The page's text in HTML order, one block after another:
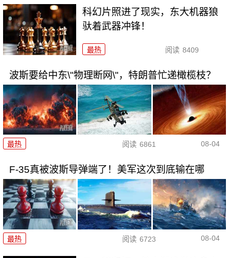
科幻片照进了现实，东大机器狼
驮着武器冲锋！
最热 阅读 8409
波斯要给中东\"物理断网\"，特朗普忙递橄榄枝？
最热 阅读 6861 08-04
F-35真被波斯导弹端了！美军这次到底输在哪
最热 阅读 6723 08-04